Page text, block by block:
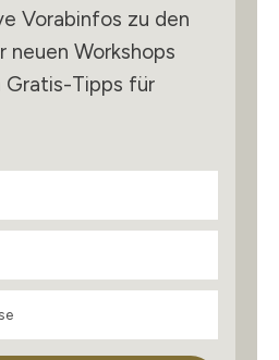
Vorabinfos zu den
neuen Workshops
Tipps für